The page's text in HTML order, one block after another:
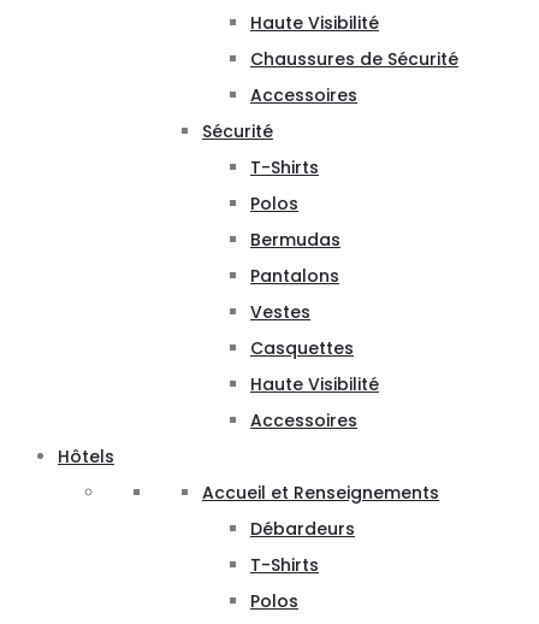
Haute Visibilité
Chaussures de Sécurité
Accessoires
Sécurité
T-Shirts
Polos
Bermudas
Pantalons
Vestes
Casquettes
Haute Visibilité
Accessoires
Hôtels
Accueil et Renseignements
Débardeurs
T-Shirts
Polos